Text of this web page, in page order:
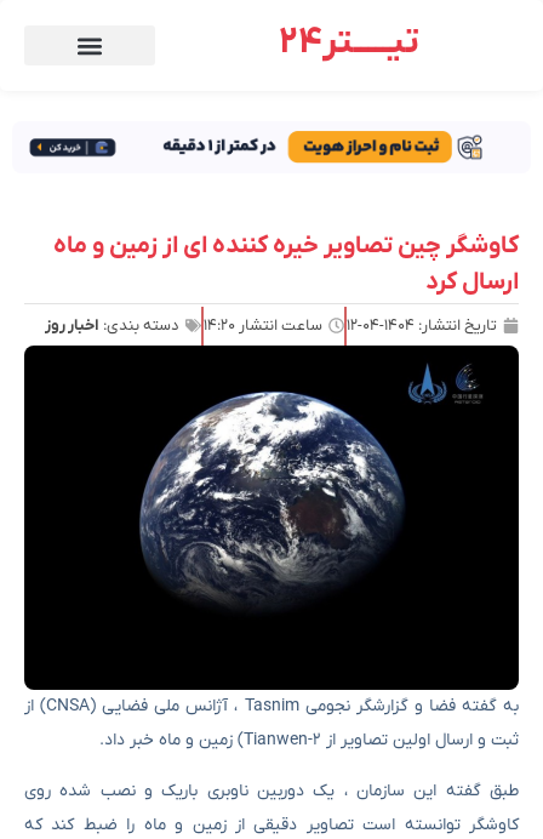
تیـــــتر24
کاوشگر چین تصاویر خیره کننده ای از زمین و ماه
ارسال کرد
تاریخ انتشار: ۱۴۰۴-۰۴-۱۲ ساعت انتشار ۱۴:۲۰ دسته بندی: اخبار روز
به گفته فضا و گزارشگر نجومی Tasnim ، آژانس ملی فضایی (CNSA) از
ثبت و ارسال اولین تصاویر از Tianwen-2) زمین و ماه خبر داد.
طبق گفته این سازمان ، یک دوربین ناوبری باریک و نصب شده روی
کاوشگر توانسته است تصاویر دقیقی از زمین و ماه را ضبط کند که